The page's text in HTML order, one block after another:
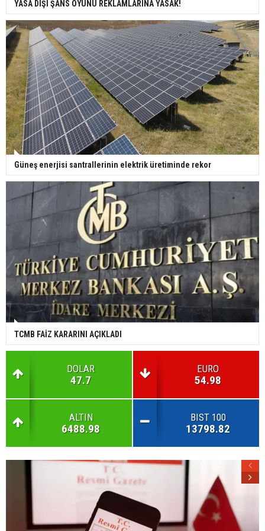
YASA DIŞI ŞANS OYUNU REKLAMLARINA YASAK!
Güneş enerjisi santrallerinin elektrik üretiminde rekor
TCMB FAİZ KARARINI AÇIKLADI
DOLAR
47.7
EURO
54.98
ALTIN
6488.98
BIST 100
13798.82